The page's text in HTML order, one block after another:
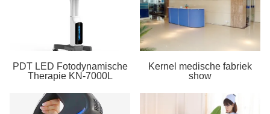
PDT LED Fotodynamische
Therapie KN-7000L
Kernel medische fabriek
show